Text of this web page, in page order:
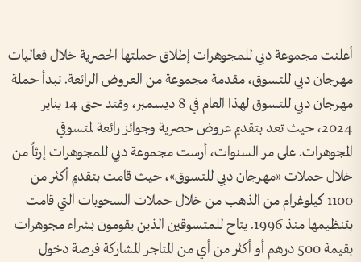
أعلنت مجموعة دبي للمجوهرات إطلاق حملتها الحصرية خلال فعاليات
مهرجان دبي للتسوق، مقدمة مجموعة من العروض الرائعة. تبدأ حملة
مهرجان دبي للتسوق لهذا العام في 8 ديسمبر، وتمتد حتى 14 يناير
2024، حيث تعد بتقديم عروض حصرية وجوائز رائعة لمتسوقي
المجوهرات. على مر السنوات، أرست مجموعة دبي للمجوهرات إرثاً من
خلال حملات «مهرجان دبي للتسوق»، حيث قامت بتقديم أكثر من
1100 كيلوغرام من الذهب من خلال حملات السحوبات التي قامت
بتنظيمها منذ 1996. يتاح للمتسوقين الذين يقومون بشراء مجوهرات
بقيمة 500 درهم أو أكثر من أي من المتاجر المشاركة فرصة دخول